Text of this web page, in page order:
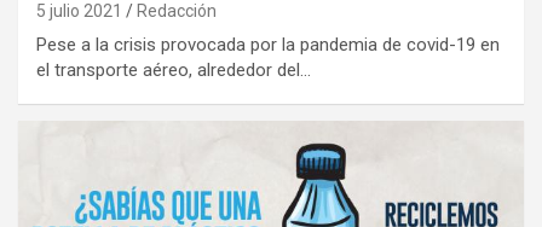
5 julio 2021 Redacción
Pese a la crisis provocada por la pandemia de covid-19 en
el transporte aéreo, alrededor del…